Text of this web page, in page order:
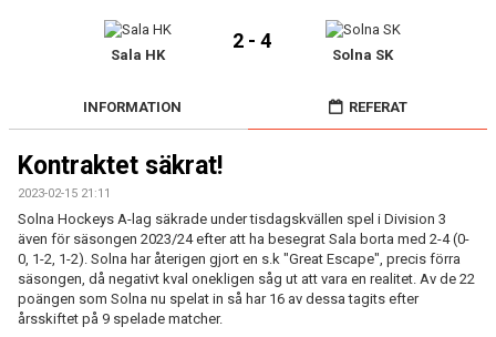
DOKUMENT
Sala HK
2 - 4
Solna SK
INFORMATION REFERAT
Kontraktet säkrat!
2023-02-15 21:11
Solna Hockeys A-lag säkrade under tisdagskvällen spel i Division 3
även för säsongen 2023/24 efter att ha besegrat Sala borta med 2-4 (0-
0, 1-2, 1-2). Solna har återigen gjort en s.k "Great Escape", precis förra
säsongen, då negativt kval onekligen såg ut att vara en realitet. Av de 22
poängen som Solna nu spelat in så har 16 av dessa tagits efter
årsskiftet på 9 spelade matcher.